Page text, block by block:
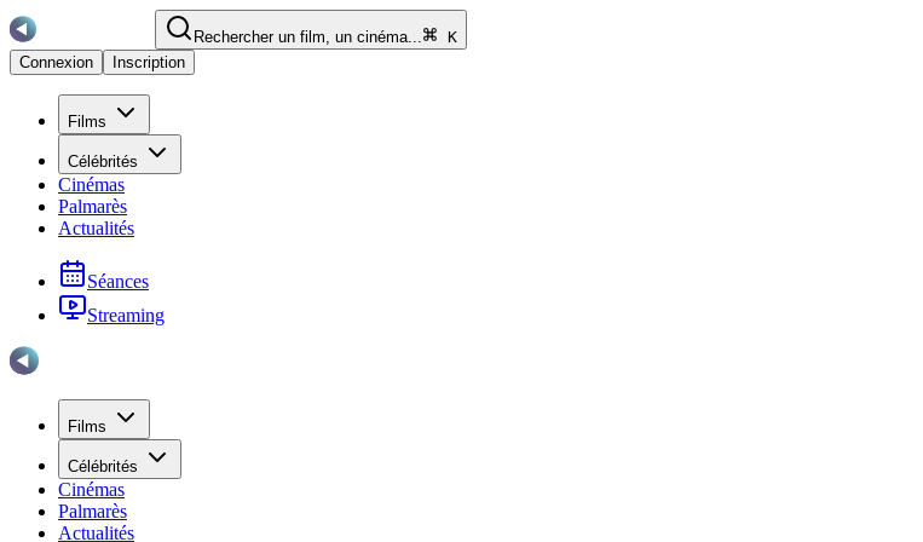
Rechercher un film, un cinéma...
K
Connexion
Inscription
Films
Célébrités
Cinémas
Palmarès
Actualités
Séances
Streaming
Films
Célébrités
Cinémas
Palmarès
Actualités